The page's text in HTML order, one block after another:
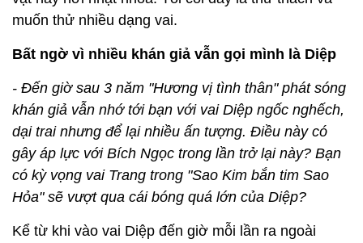
muốn thử nhiều dạng vai.
Bất ngờ vì nhiều khán giả vẫn gọi mình là Diệp
- Đến giờ sau 3 năm "Hương vị tình thân" phát sóng
khán giả vẫn nhớ tới bạn với vai Diệp ngốc nghếch,
dại trai nhưng để lại nhiều ấn tượng. Điều này có
gây áp lực với Bích Ngọc trong lần trở lại này? Bạn
có kỳ vọng vai Trang trong "Sao Kim bắn tim Sao
Hỏa" sẽ vượt qua cái bóng quá lớn của Diệp?
Kể từ khi vào vai Diệp đến giờ mỗi lần ra ngoài